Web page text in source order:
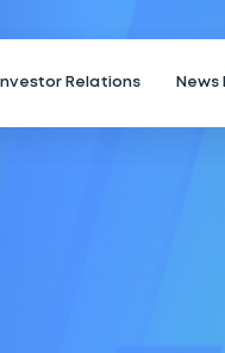
Investor Relations News